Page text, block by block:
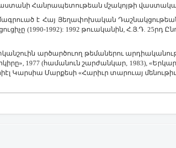
­Հան­րա­պե­տու­թեան մշա­կոյ­թի
է ­Հայ Յե­ղա­փո­խա­կան
(1990-1992): 1992 թո­ւա­կա­նին, Հ.Յ.Դ. 25րդ
ար­ծար­ծո­ւող թե­մա­նե­րու
1977 (հա­մա­նուն շար­ժան­կար, 1983),
­Կար­սիա ­Մար­քե­սի «­Հա­րիւր տա­րո­ւայ